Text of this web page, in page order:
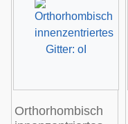
Orthorhombisch